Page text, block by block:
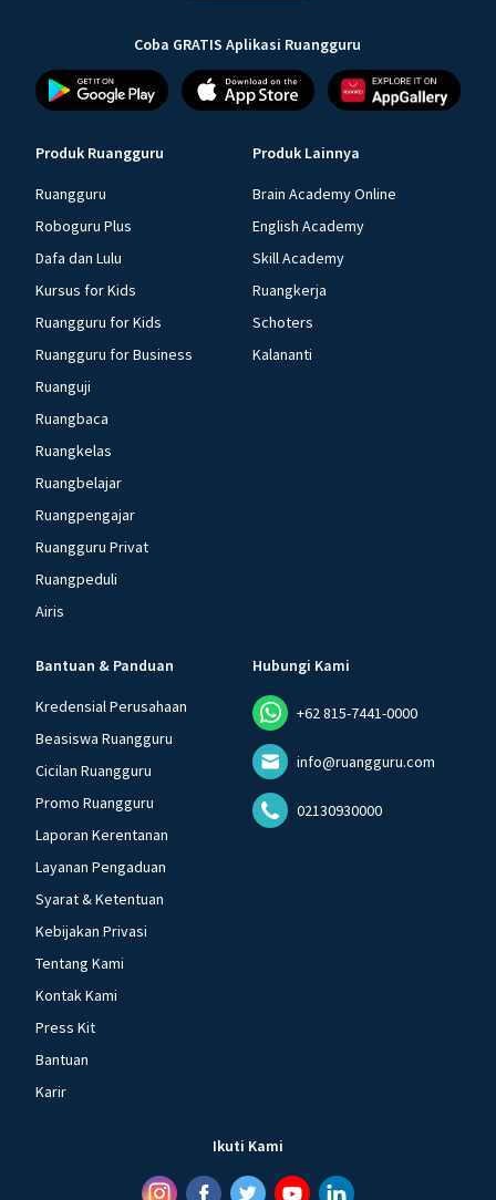
Coba GRATIS Aplikasi Ruangguru
Produk Ruangguru
Ruangguru
Roboguru Plus
Dafa dan Lulu
Kursus for Kids
Ruangguru for Kids
Ruangguru for Business
Ruanguji
Ruangbaca
Ruangkelas
Ruangbelajar
Ruangpengajar
Ruangguru Privat
Ruangpeduli
Airis
Produk Lainnya
Brain Academy Online
English Academy
Skill Academy
Ruangkerja
Schoters
Kalananti
Bantuan & Panduan
Kredensial Perusahaan
Beasiswa Ruangguru
Cicilan Ruangguru
Promo Ruangguru
Laporan Kerentanan
Layanan Pengaduan
Syarat & Ketentuan
Kebijakan Privasi
Tentang Kami
Kontak Kami
Press Kit
Bantuan
Karir
Hubungi Kami
+62 815-7441-0000
info@ruangguru.com
02130930000
Ikuti Kami